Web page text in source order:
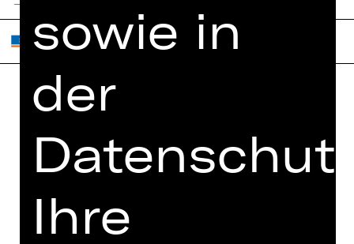
Home
Spielplan
Künstler*innen
Kartenkauf
Interner Bereich
ZVB/L
sowie in
der
Ihre